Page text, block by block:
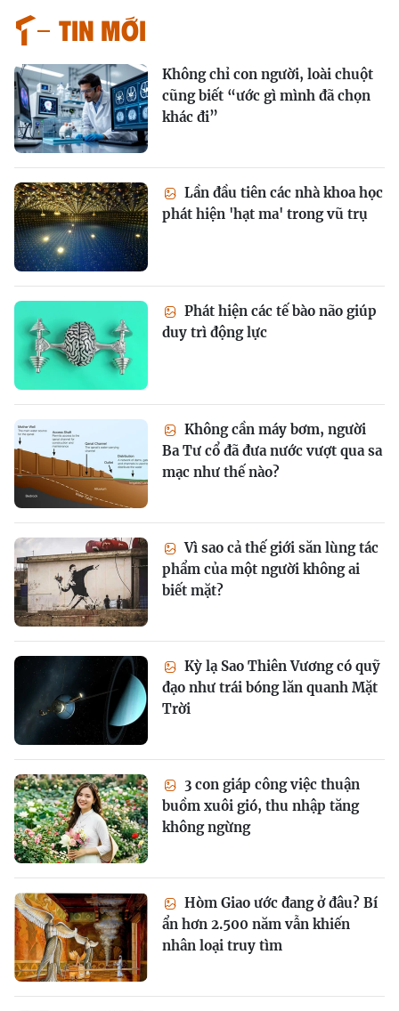
Tin mới
Không chỉ con người, loài chuột
cũng biết “ước gì mình đã chọn
khác đi”
Lần đầu tiên các nhà khoa học
phát hiện 'hạt ma' trong vũ trụ
Phát hiện các tế bào não giúp
duy trì động lực
Không cần máy bơm, người
Ba Tư cổ đã đưa nước vượt qua sa
mạc như thế nào?
Vì sao cả thế giới săn lùng tác
phẩm của một người không ai
biết mặt?
Kỳ lạ Sao Thiên Vương có quỹ
đạo như trái bóng lăn quanh Mặt
Trời
3 con giáp công việc thuận
buồm xuôi gió, thu nhập tăng
không ngừng
Hòm Giao ước đang ở đâu? Bí
ẩn hơn 2.500 năm vẫn khiến
nhân loại truy tìm